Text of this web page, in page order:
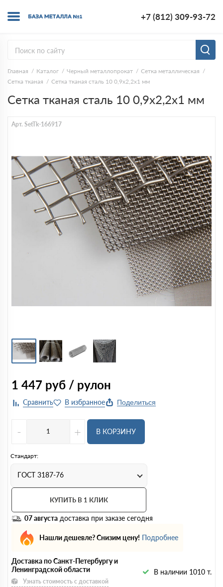
+7 (812) 309-93-72
Главная Каталог Черный металлопрокат
Сетка металлическая
Сетка тканая
Сетка тканая сталь 10 0,9х2,2х1 мм
Сетка тканая сталь 10 0,9х2,2х1 мм
Арт. SetTk-166917
1 447 руб / рулон
Поделиться
- + В КОРЗИНУ
Стандарт:
ГОСТ 3187-76
КУПИТЬ В 1 КЛИК
07 августа доставка при заказе сегодня
Нашли дешевле? Снизим цену! Подробнее
Доставка по Санкт-Петербургу и
Ленинградской области
Узнать стоимость с доставкой
В наличии 1010 т.